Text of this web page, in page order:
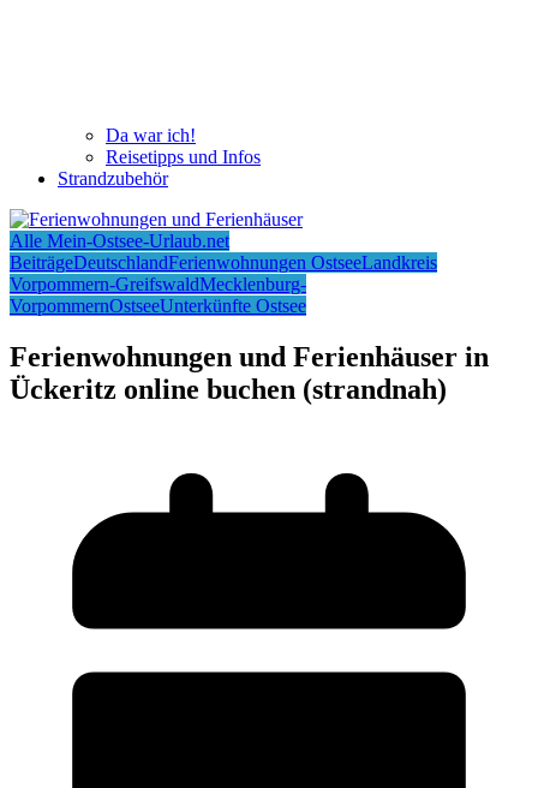
Da war ich!
Reisetipps und Infos
Strandzubehör
Alle Mein-Ostsee-Urlaub.net
BeiträgeDeutschlandFerienwohnungen OstseeLandkreis
Vorpommern-GreifswaldMecklenburg-
VorpommernOstseeUnterkünfte Ostsee
Ferienwohnungen und Ferienhäuser in
Ückeritz online buchen (strandnah)